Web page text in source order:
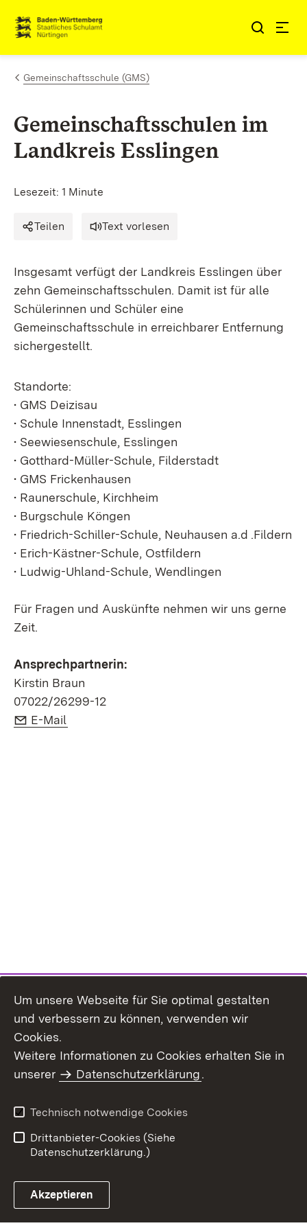
Zum Inhalt springen
Link zur Startseite
Gemeinschaftsschule (GMS)
Gemeinschaftsschulen im
Landkreis Esslingen
Lesezeit: 1 Minute
Teilen Text vorlesen
Insgesamt verfügt der Landkreis Esslingen über
zehn Gemeinschaftsschulen. Damit ist für alle
Schülerinnen und Schüler eine
Gemeinschaftsschule in erreichbarer Entfernung
sichergestellt.
Standorte:
• GMS Deizisau
• Schule Innenstadt, Esslingen
• Seewiesenschule, Esslingen
• Gotthard-Müller-Schule, Filderstadt
• GMS Frickenhausen
• Raunerschule, Kirchheim
• Burgschule Köngen
• Friedrich-Schiller-Schule, Neuhausen a.d .Fildern
• Erich-Kästner-Schule, Ostfildern
• Ludwig-Uhland-Schule, Wendlingen
Für Fragen und Auskünfte nehmen wir uns gerne
Zeit.
Ansprechpartnerin:
Kirstin Braun
07022/26299-12
E-Mail:
E-Mail
Benutzungshinweise
Erklärung zur
Um unsere Webseite für Sie optimal gestalten
und verbessern zu können, verwenden wir
Cookies.
Weitere Informationen zu Cookies erhalten Sie in
unserer
Datenschutzerklärung.
Technisch notwendige Cookies
Drittanbieter-Cookies (Siehe
Datenschutzerklärung.)
Akzeptieren